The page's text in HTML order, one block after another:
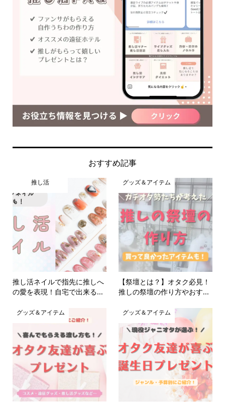
おすすめ記事
推し活
推し活ネイルで指先に推しへ
の愛を表現！自宅で出来る...
グッズ＆アイテム
【祭壇とは？】オタク必見！
推しの祭壇の作り方やおす...
グッズ＆アイテム グッズ＆アイテム